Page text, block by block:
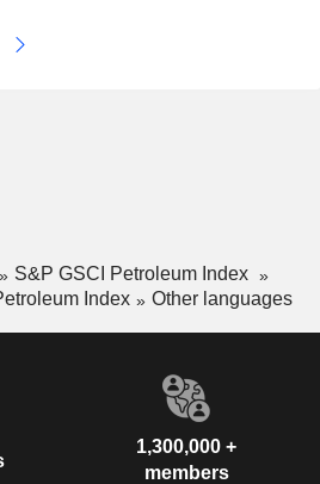
S&P GSCI Petroleum Index
Index
Other languages
1,300,000 +
members